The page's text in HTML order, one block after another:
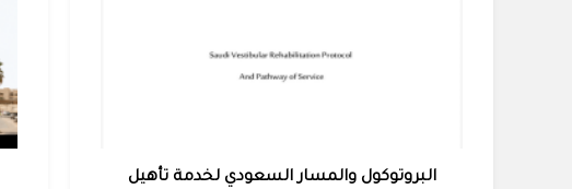
البروتوكول والمسار السعودي لخدمة تأهيل